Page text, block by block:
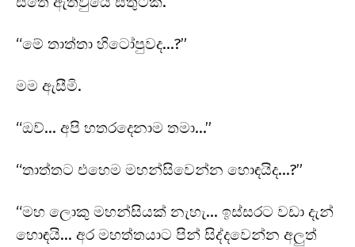
“මේ තාත්තා හිටෝපුවද…?”
මම ඇසීමි.
“ඔව්… අපි හතරදෙනාම තමා…”
“තාත්තට එහෙම මහන්සිවෙන්න හොඳයිද…?”
“මහ ලොකු මහන්සියක් නැහැ… ඉස්සරට වඩා දැන්
හොඳයි… අර මහත්තයාට පින් සිද්දවෙන්න අලුත්